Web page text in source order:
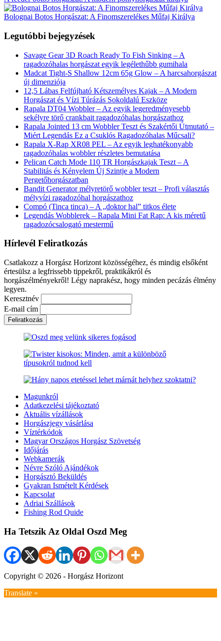
Bolognai Botos Horgászat: A Finomszerelékes Műfaj Királya
Legutóbbi bejegyzések
Savage Gear 3D Roach Ready To Fish Sinking – A
ragadozóhalas horgászat egyik legélethűbb gumihala
Madcat Tight-S Shallow 12cm 65g Glow – A harcsahorgászat
új dimenziója
12,5 Lábas Felfújható Kétszemélyes Kajak – A Modern
Horgászat és Vízi Túrázás Sokoldalú Eszköze
Rapala DT04 Wobbler – Az egyik legeredményesebb
sekélyre törő crankbait ragadozóhalas horgászathoz
Rapala Jointed 13 cm Wobbler Teszt és Szakértői Útmutató –
Miért Legendás Ez a Csuklós Ragadozóhalas Műcsali?
Rapala X-Rap XR08 PEL – Az egyik leghatékonyabb
ragadozóhalas wobbler részletes bemutatása
Pelican Catch Mode 110 TR Horgászkajak Teszt – A
Stabilitás és Kényelem Új Szintje a Modern
Pergetőhorgászatban
Bandit Generator mélyretörő wobbler teszt – Profi választás
mélyvízi ragadozóhal horgászathoz
Compó (Tinca tinca) – A „doktor hal” titkos élete
Legendás Wobblerek – Rapala Mini Fat Rap: A kis méretű
ragadozócsalogató mestermű
Hírlevél Feliratkozás
Csatlakozz a Horgász Horizont közösségéhez, és mindig elsőként
értesülsz a legfrissebb tippekről, praktikákról és
horgászélményekről! Légy naprakész, hogy minden pecázás élmény
legyen.
Keresztnév
E-mail cím
Magunkról
Adatkezelési tájékoztató
Aktuális vízállások
Horgászjegy vásárlása
Víztérkódok
Magyar Országos Horgász Szövetség
Időjárás
Webkamerák
Névre Szóló Ajándékok
Horgásztó Beküldés
Gyakran Ismételt Kérdések
Kapcsolat
Adriai Szállások
Fishing Rod Quide
Ha Tetszik Az Oldal Oszd Meg
Copyright © 2026 - Horgász Horizont
Translate »